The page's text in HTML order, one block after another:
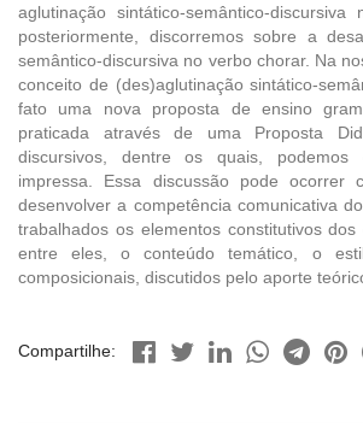
aglutinação sintático-semântico-
posteriormente, discorremos sobre a
semântico-discursiva no verbo chorar. Na
conceito de (des)aglutinação sintático-
fato uma nova proposta de ensino
praticada através de uma Proposta
discursivos, dentre os quais, podemos
impressa. Essa discussão pode ocorrer
desenvolver a competência comunicativa
trabalhados os elementos constitutivos dos
entre eles, o conteúdo temático, o
composicionais, discutidos pelo aporte
Compartilhe: